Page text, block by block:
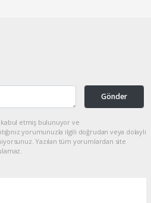
Gönder
kabul etmiş bulunuyor ve
yorumunuzla ilgili doğrudan veya dolaylı
Yazılan tüm yorumlardan site